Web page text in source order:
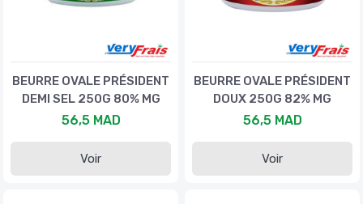
BEURRE OVALE PRÉSIDENT
DEMI SEL 250G 80% MG
56,5 MAD
Voir
BEURRE OVALE PRÉSIDENT
DOUX 250G 82% MG
56,5 MAD
Voir